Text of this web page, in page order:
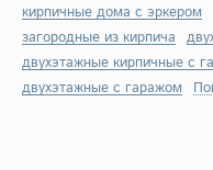
кирпичные дома с эркером
загородные из кирпича
двухэтажные кирпичные с
двухэтажные с гаражом